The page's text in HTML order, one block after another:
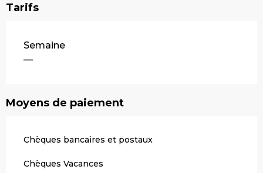
Tarifs
Tarifs 2026
Semaine
—
Moyens de paiement
Chèques bancaires et postaux
Chèques Vacances